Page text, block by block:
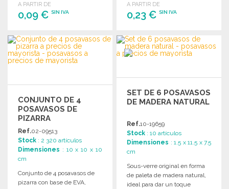
A PARTIR DE
0,09 € SIN IVA
PEDIR
Solicitar un presupuesto
A PARTIR DE
0,23 €SIN IVA
PEDIR
Solicitar un presupuesto
CONJUNTO DE 4
POSAVASOS DE
PIZARRA
Ref.02-09513
Stock : 2 320 artículos
Dimensiones : 10 x 10 x 10
cm
Conjunto de 4 posavasos de
pizarra con base de EVA,
SET DE 6 POSAVASOS
DE MADERA NATURAL
Ref.10-19659
Stock : 10 artículos
Dimensiones : 1.5 x 11.5 x 7.5
cm
Sous-verre original en forma
de paleta de madera natural,
ideal para dar un toque